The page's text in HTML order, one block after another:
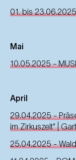
01. bis
Mai
10.05.2025 -
April
29.04.2025 -
im Zirkuszelt" |
25.04.2025 -